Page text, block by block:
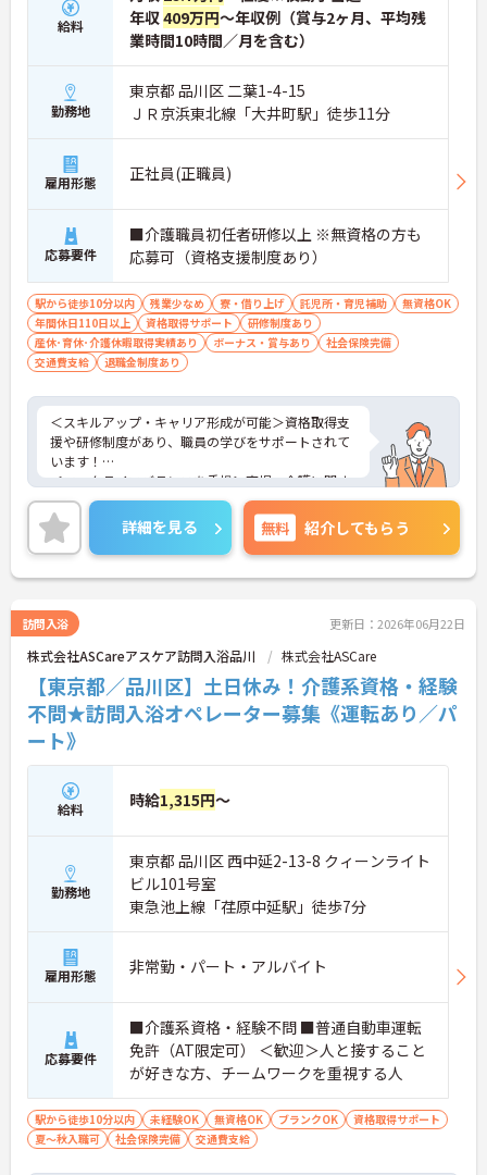
給料
年収409万円～年収例（賞与2ヶ月、平均残
業時間10時間／月を含む）
勤務地
東京都 品川区 二葉1-4-15
ＪＲ京浜東北線「大井町駅」徒歩11分
雇用形態 正社員(正職員)
応募要件
■介護職員初任者研修以上 ※無資格の方も
応募可（資格支援制度あり）
駅から徒歩10分以内 残業少なめ 寮・借り上げ 託児所・育児補助
無資格OK
年間休日110日以上
資格取得サポート
研修制度あり
産休･育休･介護休暇取得実績あり
ボーナス・賞与あり
社会保険完備
交通費支給
退職金制度あり
＜スキルアップ・キャリア形成が可能＞資格取得支
援や研修制度があり、職員の学びをサポートされて
います！
＜ワークライフバランスを重視＞育児・介護に関す
る制度や社宅制度、各種手当など、長く安心して働
きやすい環境が整っています。
＜寄り添ったケアの実施＞利用者さまに深く寄り添
ったサービスの提供を目指し、職員の専門性を高め
るような人材育成にも注力されています。
詳細をお話ししますのでお気軽にご相談ください！
詳細を見る 無料 紹介してもらう
訪問入浴 更新日：2026年06月22日
株式会社ASCareアスケア訪問入浴品川 株式会社ASCare
【東京都／品川区】土日休み！介護系資格・経験
不問★訪問入浴オペレーター募集《運転あり／パ
ート》
給料 時給1,315円～
勤務地
東京都 品川区 西中延2-13-8 クィーンライト
ビル101号室
東急池上線「荏原中延駅」徒歩7分
雇用形態 非常勤・パート・アルバイト
応募要件
■介護系資格・経験不問 ■普通自動車運転
免許（AT限定可） ＜歓迎＞人と接すること
が好きな方、チームワークを重視する人
駅から徒歩10分以内 未経験OK 無資格OK ブランクOK
資格取得サポート
夏～秋入職可
社会保険完備 交通費支給